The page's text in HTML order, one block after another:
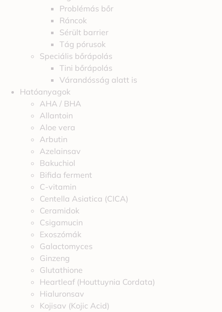
Problémás bőr
Ráncok
Sérült barrier
Tág pórusok
Speciális bőrápolás
Tini bőrápolás
Várandósság alatt is
Hatóanyagok
AHA / BHA
Allantoin
Aloe vera
Arbutin
Azelainsav
Bakuchiol
Bifida ferment
C-vitamin
Centella Asiatica (CICA)
Ceramidok
Csigamucin
Exoszómák
Galactomyces
Ginzeng
Glutathione
Heartleaf (Houttuynia Cordata)
Hialuronsav
Kojisav (Kojic Acid)